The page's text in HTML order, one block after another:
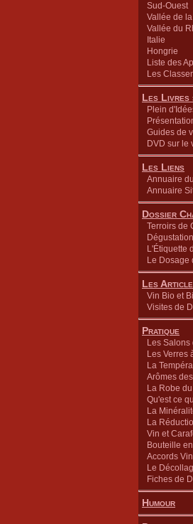
Sud-Ouest
Vallée de
Vallée du
Italie
Hongrie
Liste des
Les
Les Livres
Plein
Guides de
DVD sur le
Les Liens
Annuaire
Annuaire
Dossier
Terroirs de
L'Étiquette
Le Dosage
Les
Vin Bio et
Visites de
Pratique
Les Salons
Les Verres
La
Arômes
La Robe
Qu'est ce
La
La
Vin et
Bouteille
Accords
Le
Fiches de
Humour